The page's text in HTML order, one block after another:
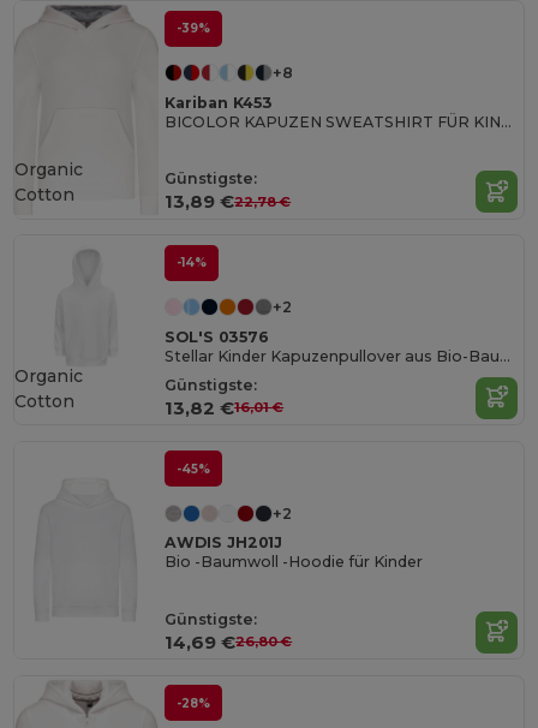
-39%
+8
Kariban K453
BICOLOR KAPUZEN SWEATSHIRT FÜR KINDER
Günstigste:
13,89 €22,78 €
Organic
Cotton
-14%
+2
SOL'S 03576
Stellar Kinder Kapuzenpullover aus Bio-Baumwolle
Günstigste:
13,82 €16,01 €
Organic
Cotton
-45%
+2
AWDIS JH201J
Bio -Baumwoll -Hoodie für Kinder
Günstigste:
14,69 €26,80 €
-28%